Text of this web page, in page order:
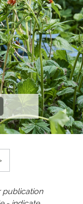
publication